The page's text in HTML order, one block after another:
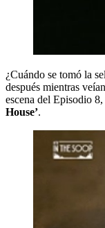
¿Cuándo se tomó la
después mientras veían
escena del Episodio
House’.